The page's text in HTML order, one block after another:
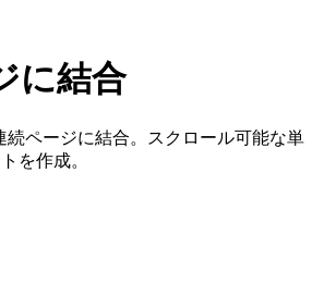
に結合
続ページに結合。スクロール可能な単
を作成。